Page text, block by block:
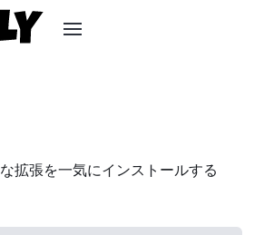
拡張を一気にインストールする